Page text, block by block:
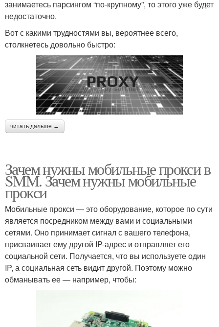
занимаетесь парсингом “по-крупному”, то этого уже будет
недостаточно.
Вот с какими трудностями вы, вероятнее всего,
столкнетесь довольно быстро:
читать дальше →
Зачем нужны мобильные прокси в
SMM. Зачем нужны мобильные
прокси
Мобильные прокси — это оборудование, которое по сути
является посредником между вами и социальными
сетями. Оно принимает сигнал с вашего телефона,
присваивает ему другой IP-адрес и отправляет его
социальной сети. Получается, что вы используете один
IP, а социальная сеть видит другой. Поэтому можно
обманывать ее — например, чтобы: